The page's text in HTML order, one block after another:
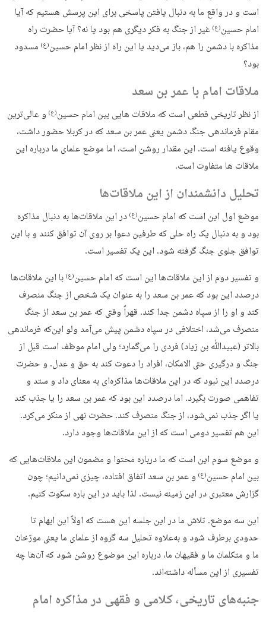
است و در واقع ما به دنبال یافتن پاسخی برای این پرسش هستیم که آیا
امام حسین(ع) غیر از جنگ به فکر دیگری هم بود یا نه؟ آیا حضرت راه
مذاکره با دشمن را هم، باز می‌دید یا این راه از نظر امام حسین(ع) مسدود
بود؟
ملاقات امام با عمر بن سعد
از نظر تاریخی قطعی است که ملاقات هایی بین امام حسین(ع) و عالی‌ترین
مقام فرماندهی جنگ دشمن یعنی عمر بن سعد که در کربلا حضور داشت،
وقوع یافته است. این مقدار روشن است، اما موضع علمای ما درباره این
ملاقات ها متفاوت است.
تحلیل دانشمندان از این ملاقات‌ها
موضع اول این است که امام حسین(ع) در این ملاقات‌ها به دنبال مذاکره
بود و به دنبال یک راه حلی که طرفین دعوا بر روی آن توافق کنند و با این
توافق جلوی جنگ گرفته شود. این یک تفسیر است.
و تفسیر دوم از این ملاقات‌ها این است که امام حسین(ع) با این ملاقات‌ها
درصدد این بود که عمر بن سعد را به عنوان یک شخص از جنگ منصرف
کند و او را از سپاه دشمن جدا کند. قهراً وقتی که عمر بن سعد از جنگ
منصرف می‌شد، اختلافی در سپاه دشمن پیش می‌آمد ولو این‌که فرماندهی
بالاتر (عبیدﷲ بن زیاد) فردی را می‌گمارد؛ ولی امام موظف است قبل از
جنگ و درگیری حتی الامکان، افراد را دعوت کند به حق و عدل. و حضرت
درصدد این نبود که در این ملاقات‌ها مذاکره‌ای به معنای داد و ستد و
تفاهمی صورت بگیرد. اما درصدد این بود که عمر بن سعد را یا جذب کند
یا اگر جذب نمی‌شود، از جنگ منصرف کند. حضرت نهی از منکر می‌کرد.
این هم تفسیر دومی است که از این ملاقات‌ها وجود دارد.
و موضع سوم این است که ما درباره محتوا و مضمون این ملاقات‌هایی که
بین امام حسین(ع) و عمر بن سعد اتفاق افتاده، چیزی نمی‌دانیم؛ چون
گزارش معتبری در این زمینه نیست. لذا باید در این باره سکوت کنیم.
این سه موضع. تلاش ما در این جلسه این هست که اولاً این ابهام تا
حدودی برطرف شود و به‌علاوه تحلیل سه گروه از علمای ما یعنی مورّخان
ما و متکلمان ما و فقیهان ما، درباره این موضوع روشن شود که آن‌ها چه
تفسیری از این مسأله داشته‌اند.
جنبه‌های تاریخی، کلامی و فقهی در مذاکره امام